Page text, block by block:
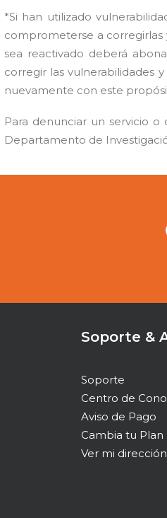
*Si han utilizado
comprometerse a corregirlas
sea reactivado deberá
corregir las vulnerabilidades
nuevamente con este
Para denunciar un servicio
Departamento de
Soporte &
Soporte
Centro de
Aviso de Pago
Cambia tu Plan
Ver mi